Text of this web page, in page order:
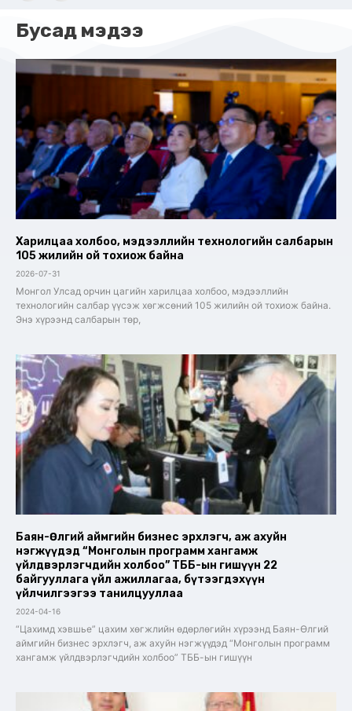
Бусад мэдээ
Харилцаа холбоо, мэдээллийн технологийн салбарын
105 жилийн ой тохиож байна
2026-07-31
Монгол Улсад орчин цагийн харилцаа холбоо, мэдээллийн
технологийн салбар үүсэж хөгжсөний 105 жилийн ой тохиож байна.
Энэ хүрээнд салбарын төр,
Баян-Өлгий аймгийн бизнес эрхлэгч, аж ахуйн
нэгжүүдэд “Монголын программ хангамж
үйлдвэрлэгчдийн холбоо” ТББ-ын гишүүн 22
байгууллага үйл ажиллагаа, бүтээгдэхүүн
үйлчилгээгээ танилцууллаа
2024-04-16
“Цахимд хэвшье” цахим хөгжлийн өдөрлөгийн хүрээнд Баян-Өлгий
аймгийн бизнес эрхлэгч, аж ахуйн нэгжүүдэд “Монголын программ
хангамж үйлдвэрлэгчдийн холбоо” ТББ-ын гишүүн